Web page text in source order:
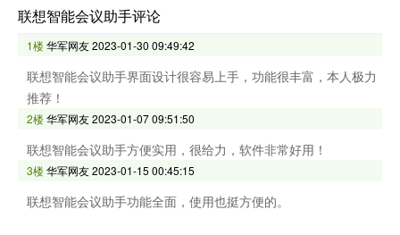
联想智能会议助手评论
1楼华军网友2023-01-30 09:49:42
联想智能会议助手界面设计很容易上手，功能很丰富，本人极力
推荐！
2楼华军网友2023-01-07 09:51:50
联想智能会议助手方便实用，很给力，软件非常好用！
3楼华军网友2023-01-15 00:45:15
联想智能会议助手功能全面，使用也挺方便的。